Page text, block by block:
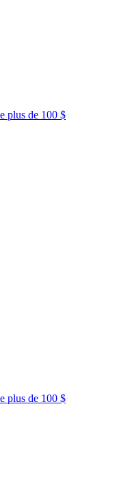
plus de 100 $
plus de 100 $